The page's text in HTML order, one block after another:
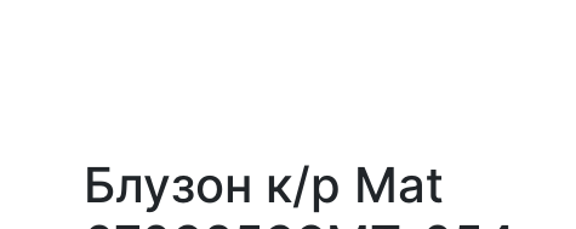
Блузон к/р Mat